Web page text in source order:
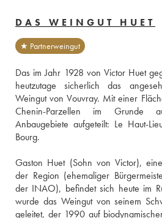
DAS WEINGUT HUET
★ Partnerweingut
Das im Jahr 1928 von Victor Huet
heutzutage sicherlich das
Weingut von Vouvray. Mit einer
Chenin-Parzellen im Grunde
Anbaugebiete aufgeteilt: Le Haut-
Bourg.
Gaston Huet (Sohn von Victor),
der Region (ehemaliger
der INAO), befindet sich heute im
wurde das Weingut von seinem
geleitet, der 1990 auf